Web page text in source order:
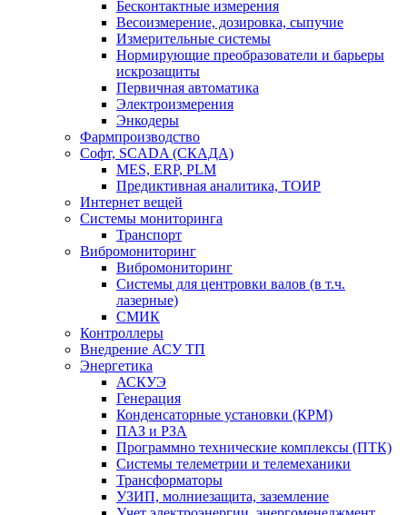
Бесконтактные измерения
Весоизмерение, дозировка, сыпучие
Измерительные системы
Нормирующие преобразователи и барьеры
искрозащиты
Первичная автоматика
Электроизмерения
Энкодеры
Фармпроизводство
Софт, SCADA (СКАДА)
MES, ERP, PLM
Предиктивная аналитика, ТОИР
Интернет вещей
Системы мониторинга
Транспорт
Вибромониторинг
Вибромониторинг
Системы для центровки валов (в т.ч.
лазерные)
СМИК
Контроллеры
Внедрение АСУ ТП
Энергетика
АСКУЭ
Генерация
Конденсаторные установки (КРМ)
ПАЗ и РЗА
Программно технические комплексы (ПТК)
Системы телеметрии и телемеханики
Трансформаторы
УЗИП, молниезащита, заземление